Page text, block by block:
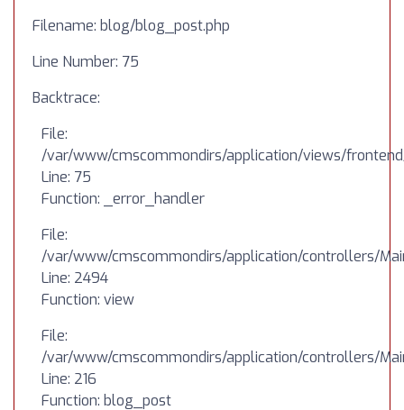
Filename: blog/blog_post.php
Line Number: 75
Backtrace:
File:
/var/www/cmscommondirs/application/views/
Line: 75
Function: _error_handler
File:
/var/www/cmscommondirs/application/controllers/
Line: 2494
Function: view
File:
/var/www/cmscommondirs/application/controllers/
Line: 216
Function: blog_post